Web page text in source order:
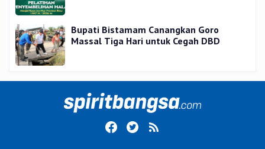
Bupati Bistamam Canangkan Goro
Massal Tiga Hari untuk Cegah DBD